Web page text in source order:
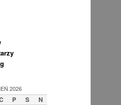
2026
P S N